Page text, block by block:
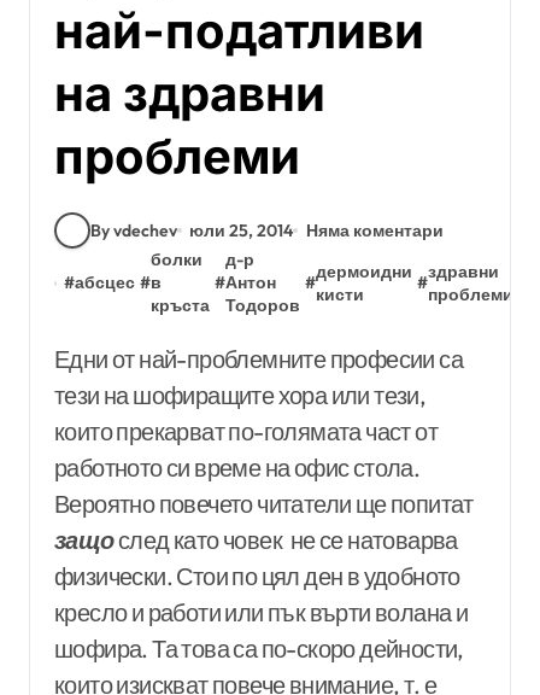
най-податливи
на здравни
проблеми
By vdechev юли 25, 2014 Няма коментари
#абсцес #
болки
в
кръста
#
д-р
Антон
Тодоров
#
дермоидни
кисти
#
здравни
проблеми
Едни от най-проблемните професии са
тези на шофиращите хора или тези,
които прекарват по-голямата част от
работното си време на офис стола.
Вероятно повечето читатели ще попитат
защослед като човек не се натоварва
физически. Стои по цял ден в удобното
кресло и работи или пък върти волана и
шофира. Та това са по-скоро дейности,
които изискват повече внимание, т. е